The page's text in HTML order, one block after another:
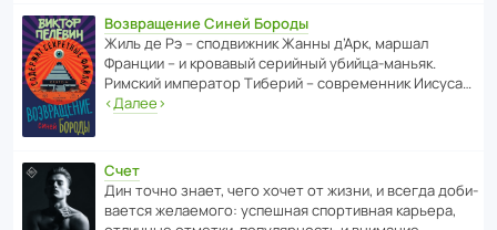
Возвращение Синей Бороды
Жиль де Рэ – спод­ви­жник Жанны д’Арк, маршал
Франции – и кровавый серийный убийца-маньяк.
Римский импе­ратор Тиберий – совре­менник Иисуса…
‹Далее›
Счет
Дин точно знает, чего хочет от жизни, и всегда доби­
ва­ется жела­е­мого: успе­шная спор­ти­вная карьера,